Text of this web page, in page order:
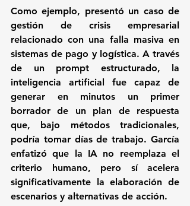
Como ejemplo, presentó un caso de
gestión de crisis empresarial
relacionado con una falla masiva en
sistemas de pago y logística. A través
de un prompt estructurado, la
inteligencia artificial fue capaz de
generar en minutos un primer
borrador de un plan de respuesta
que, bajo métodos tradicionales,
podría tomar días de trabajo. García
enfatizó que la IA no reemplaza el
criterio humano, pero sí acelera
significativamente la elaboración de
escenarios y alternativas de acción.